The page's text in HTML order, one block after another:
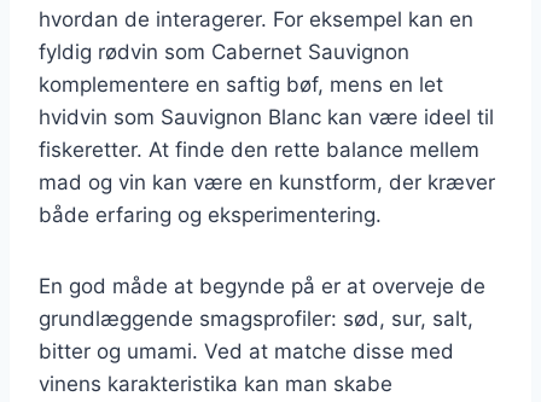
hvordan de interagerer. For eksempel kan en
fyldig rødvin som Cabernet Sauvignon
komplementere en saftig bøf, mens en let
hvidvin som Sauvignon Blanc kan være ideel til
fiskeretter. At finde den rette balance mellem
mad og vin kan være en kunstform, der kræver
både erfaring og eksperimentering.
En god måde at begynde på er at overveje de
grundlæggende smagsprofiler: sød, sur, salt,
bitter og umami. Ved at matche disse med
vinens karakteristika kan man skabe